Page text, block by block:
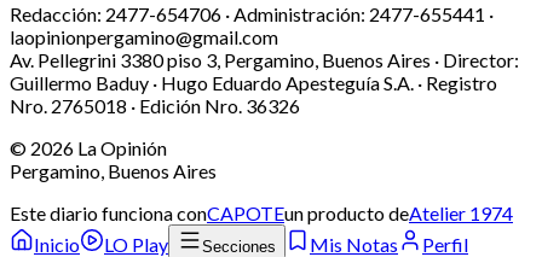
Redacción: 2477-654706 ·Administración: 2477-655441 ·
laopinionpergamino@gmail.com
Av. Pellegrini 3380 piso 3, Pergamino, Buenos Aires · Director:
Guillermo Baduy · Hugo Eduardo Apesteguía S.A. · Registro
Nro. 2765018 · Edición Nro. 36326
© 2026 La Opinión
Pergamino, Buenos Aires
Este diario funciona conCAPOTEun producto deAtelier 1974
Inicio
LO Play Secciones Mis Notas Perfil